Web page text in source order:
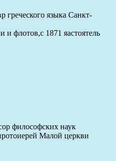
языка Санкт-
флотов,с 1871 яастоятель
философских наук
Малой церкви